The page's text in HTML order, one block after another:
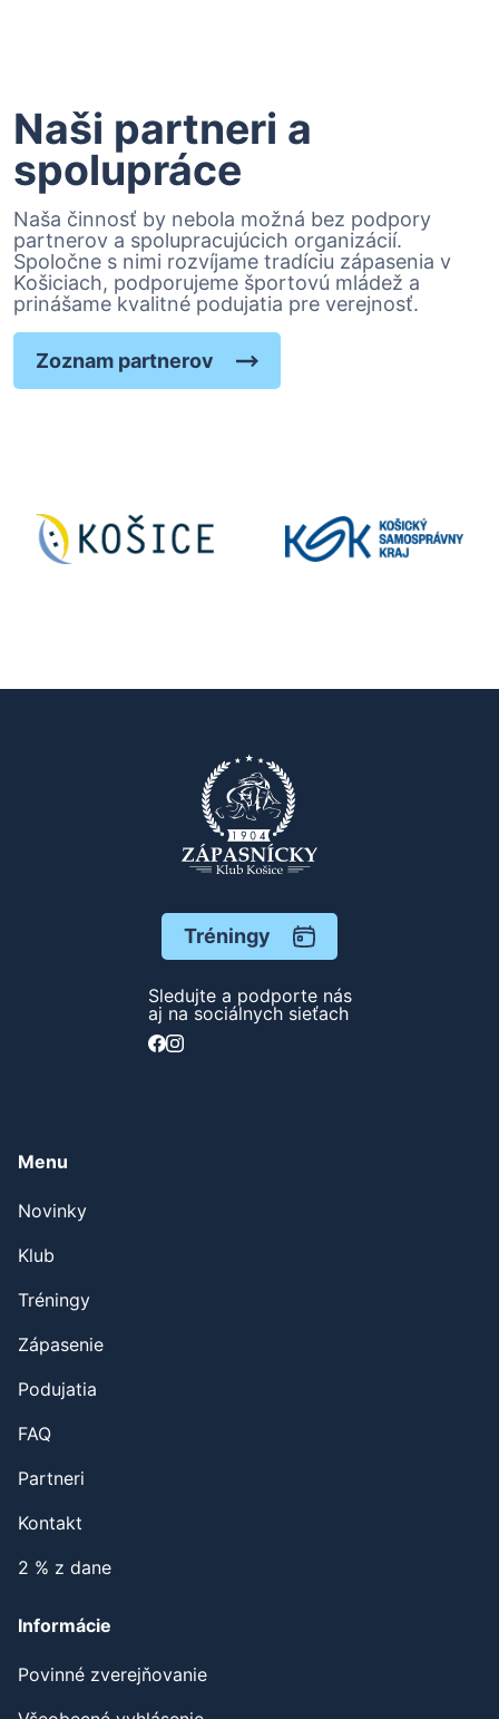
Naši partneri a
spolupráce
Naša činnosť by nebola možná bez podpory
partnerov a spolupracujúcich organizácií.
Spoločne s nimi rozvíjame tradíciu zápasenia v
Košiciach, podporujeme športovú mládež a
prinášame kvalitné podujatia pre verejnosť.
Zoznam partnerov
Tréningy
Sledujte a podporte nás
aj na sociálnych sieťach
Menu
Novinky
Klub
Tréningy
Zápasenie
Podujatia
FAQ
Partneri
Kontakt
2 % z dane
Informácie
Povinné zverejňovanie